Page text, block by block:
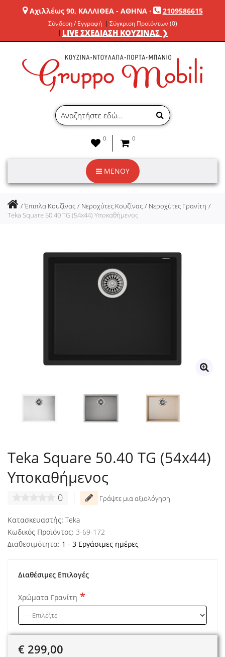
Αχιλλέως 90, ΚΑΛΛΙΘΕΑ - ΑΘΗΝΑ· 2109586615
Σύνδεση / Εγγραφή Σύγκριση Προϊόντων (0)
LIVE ΣΧΕΔΙΑΣΗ ΚΟΥΖΙΝΑΣ ❯
0 0
ΜΕΝΟΥ
Έπιπλα Κουζίνας Νεροχύτες Κουζίνας
Νεροχύτες Γρανίτη
Teka Square 50.40 TG (54x44) Υποκαθήμενος
Teka Square 50.40 TG (54x44)
Υποκαθήμενος
0 Γράψτε μια αξιολόγηση
Κατασκευαστής: Teka
Κωδικός Προϊόντος: 3-69-172
Διαθεσιμότητα: 1 - 3 Εργάσιμες ημέρες
Διαθέσιμες Επιλογές
Χρώματα Γρανίτη
€ 299,00